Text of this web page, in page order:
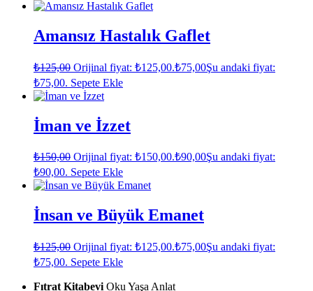
Amansız Hastalık Gaflet
₺125,00 Orijinal fiyat: ₺125,00.₺75,00Şu andaki fiyat:
₺75,00. Sepete Ekle
İman ve İzzet
₺150,00 Orijinal fiyat: ₺150,00.₺90,00Şu andaki fiyat:
₺90,00. Sepete Ekle
İnsan ve Büyük Emanet
₺125,00 Orijinal fiyat: ₺125,00.₺75,00Şu andaki fiyat:
₺75,00. Sepete Ekle
Fıtrat Kitabevi Oku Yaşa Anlat